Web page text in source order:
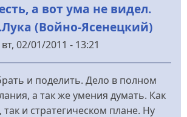
а вот ума не видел.
(Войно-Ясенецкий)
вт, 02/01/2011 - 13:21
и поделить. Дело в полном
а так же умения думать. Как
так и стратегическом плане. Ну